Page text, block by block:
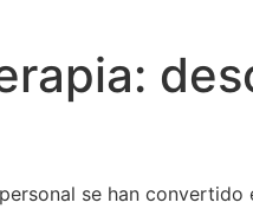
se han